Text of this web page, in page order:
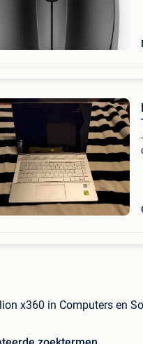
x360 in Computers en